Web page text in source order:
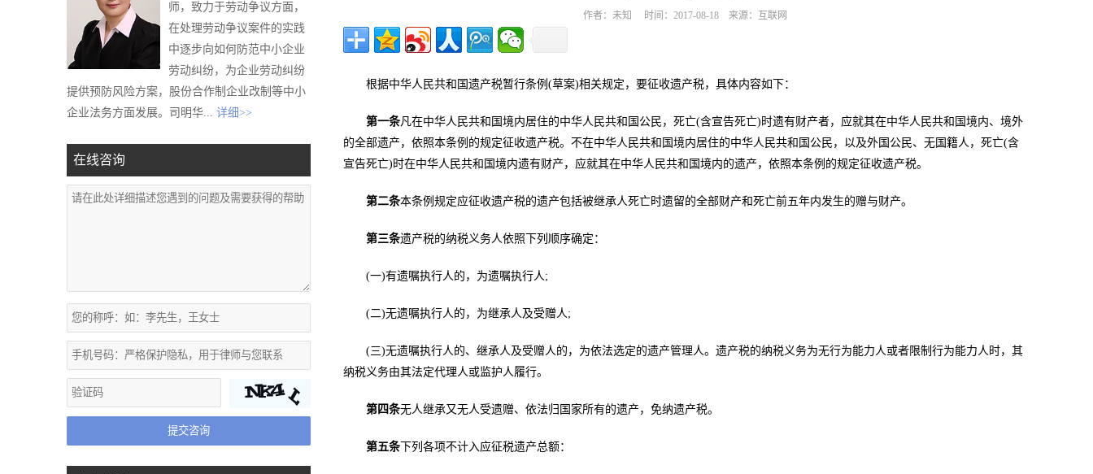
师，致力于劳动争议方面，
在处理劳动争议案件的实践
中逐步向如何防范中小企业
劳动纠纷，为企业劳动纠纷
提供预防风险方案，股份合作制企业改制等中小
企业法务方面发展。司明华... 详细>>
在线咨询
提交咨询
作者：未知 时间：2017-08-18 来源：互联网
根据中华人民共和国遗产税暂行条例(草案)相关规定，要征收遗产税，具体内容如下：
第一条凡在中华人民共和国境内居住的中华人民共和国公民，死亡(含宣告死亡)时遗有财产者，应就其在中华人民共和国境内、境外
的全部遗产，依照本条例的规定征收遗产税。不在中华人民共和国境内居住的中华人民共和国公民，以及外国公民、无国籍人，死亡(含
宣告死亡)时在中华人民共和国境内遗有财产，应就其在中华人民共和国境内的遗产，依照本条例的规定征收遗产税。
第二条本条例规定应征收遗产税的遗产包括被继承人死亡时遗留的全部财产和死亡前五年内发生的赠与财产。
第三条遗产税的纳税义务人依照下列顺序确定：
(一)有遗嘱执行人的，为遗嘱执行人;
(二)无遗嘱执行人的，为继承人及受赠人;
(三)无遗嘱执行人的、继承人及受赠人的，为依法选定的遗产管理人。遗产税的纳税义务为无行为能力人或者限制行为能力人时，其
纳税义务由其法定代理人或监护人履行。
第四条无人继承又无人受遗赠、依法归国家所有的遗产，免纳遗产税。
第五条 下列各项不计入应征税遗产总额：